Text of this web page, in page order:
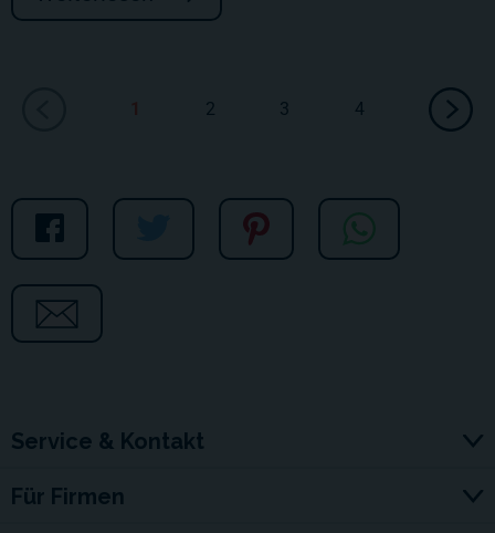
2 3 4
Service & Kontakt
Für Firmen